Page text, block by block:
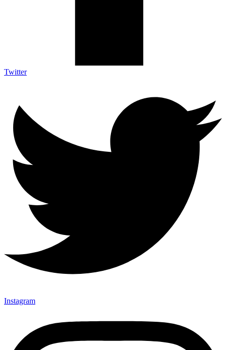
Twitter
Instagram